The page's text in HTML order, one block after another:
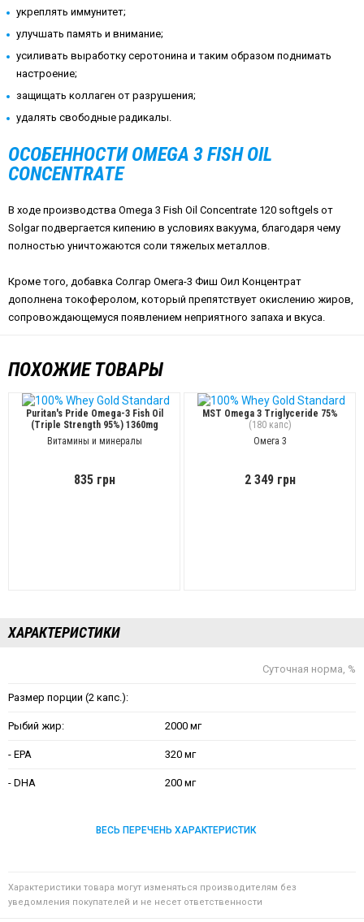
укреплять иммунитет;
улучшать память и внимание;
усиливать выработку серотонина и таким образом поднимать
настроение;
защищать коллаген от разрушения;
удалять свободные радикалы.
ОСОБЕННОСТИ OMEGA 3 FISH OIL
CONCENTRATE
В ходе производства Omega 3 Fish Oil Concentrate 120 softgels от
Solgar подвергается кипению в условиях вакуума, благодаря чему
полностью уничтожаются соли тяжелых металлов.
Кроме того, добавка Солгар Омега-3 Фиш Оил Концентрат
дополнена токоферолом, который препятствует окислению жиров,
сопровождающемуся появлением неприятного запаха и вкуса.
ПОХОЖИЕ ТОВАРЫ
Puritan's Pride Omega-3 Fish Oil
(Triple Strength 95%) 1360mg
(90 капс)
Витамины и минералы
835 грн
MST Omega 3 Triglyceride 75%
(180 капс)
Омега 3
2 349 грн
ХАРАКТЕРИСТИКИ
Суточная норма, %
Размер порции (2 капс.):
Рыбий жир: 2000 мг
- EPA 320 мг
- DHA 200 мг
ВЕСЬ ПЕРЕЧЕНЬ ХАРАКТЕРИСТИК
Характеристики товара могут изменяться производителям без
уведомления покупателей и не несет ответственности